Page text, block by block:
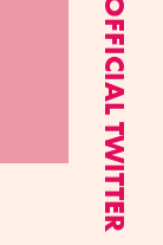
OFFICIAL TWITTER